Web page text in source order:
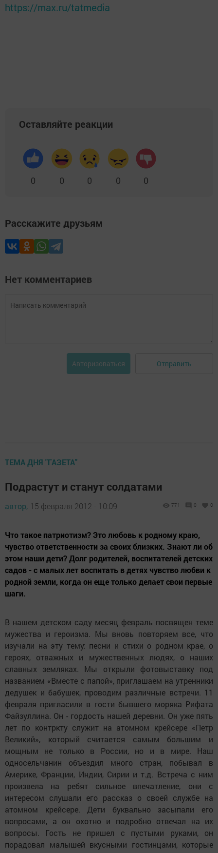
https://max.ru/tatmedia
Оставляйте реакции
0 0 0 0 0
Расскажите друзьям
Нет комментариев
Авторизоваться Отправить
ТЕМА ДНЯ "ГАЗЕТА"
Подрастут и станут солдатами
автор, 15 февраля 2012 - 10:09 771 0 0
Что такое патриотизм? Это любовь к родному краю,
чувство ответственности за своих близких. Знают ли об
этом наши дети? Долг родителей, воспитателей детских
садов - с малых лет воспитать в детях чувство любви к
родной земли, когда он еще только делает свои первые
шаги.
В нашем детском саду месяц февраль посвящен теме
мужества и героизма. Мы вновь повторяем все, что
изучали на эту тему: песни и стихи о родном крае, о
героях, отважных и мужественных людях, о наших
славных земляках. Мы открыли фотовыставку под
названием «Вместе с папой», приглашаем на утренники
дедушек и бабушек, проводим различные встречи. 11
февраля пригласили в гости бывшего моряка Рифата
Файзуллина. Он - гордость нашей деревни. Он уже пять
лет по контркту служит на атомном крейсере «Петр
Великий», который считается самым большим и
мощным не только в России, но и в мире. Наш
односельчанин объездил много стран, побывал в
Америке, Франции, Индии, Сирии и т.д. Встреча с ним
произвела на ребят сильное впечатление, они с
интересом слушали его рассказ о своей службе на
атомном крейсере. Дети буквально засыпали его
вопросами, а он охотно и подробно отвечал на их
вопросы. Гость не пришел с пустыми руками, он
порадовал малышей вкусными гостинцами, которые